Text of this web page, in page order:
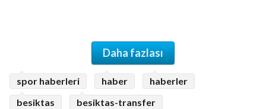
Daha fazlası
spor haberleri haber
haberler
besiktas
besiktas-transfer